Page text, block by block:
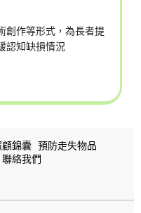
創作等形式，為長者提
認知缺損情況
顧錦囊
預防走失物品
聯絡我們